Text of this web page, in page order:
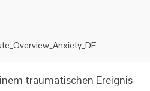
traumatischen Ereignis